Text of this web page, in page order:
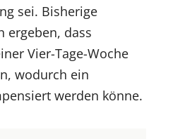
sei. Bisherige
ergeben, dass
Vier-Tage-Woche
wodurch ein
werden könne.